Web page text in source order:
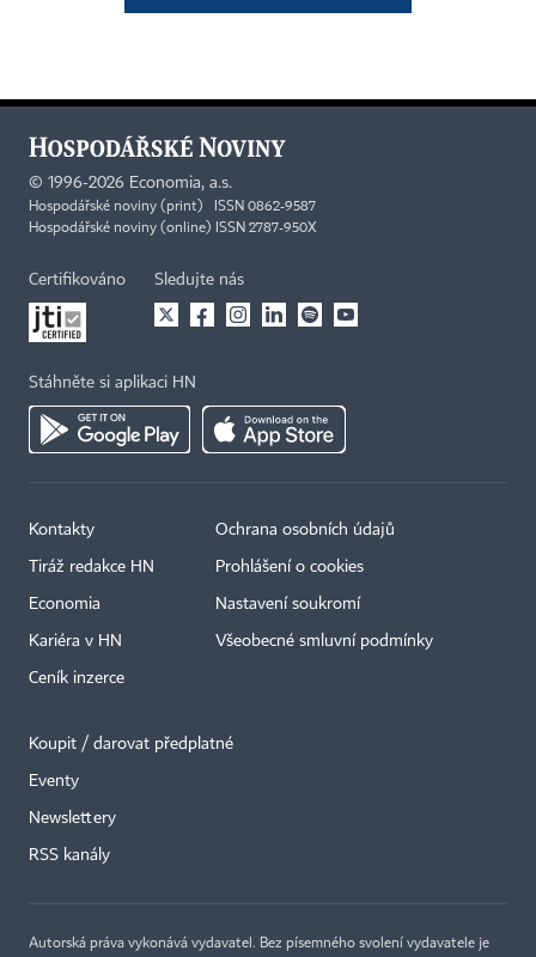
© 1996-2026 Economia, a.s.
Hospodářské noviny (print) ISSN 0862-9587
Hospodářské noviny (online) ISSN 2787-950X
Certifikováno Sledujte nás
Stáhněte si aplikaci HN
Kontakty
Tiráž redakce HN
Economia
Kariéra v HN
Ceník inzerce
Ochrana osobních údajů
Prohlášení o cookies
Nastavení soukromí
Všeobecné smluvní podmínky
Koupit / darovat předplatné
Eventy
Newslettery
RSS kanály
Autorská práva vykonává vydavatel. Bez písemného svolení vydavatele je